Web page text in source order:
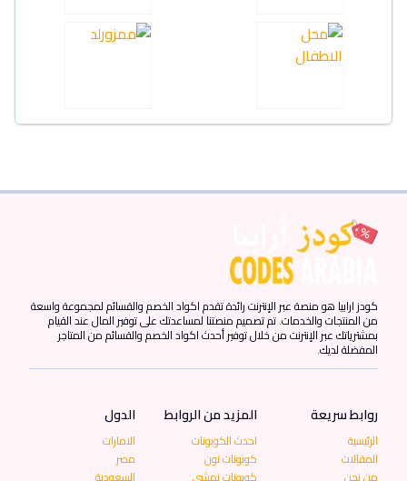
كودز ارابيا هو منصة عبر الإنترنت رائدة تقدم اكواد الخصم والقسائم لمجموعة واسعة
من المنتجات والخدمات. تم تصميم منصتنا لمساعدتك على توفير المال عند القيام
بمشترياتك عبر الإنترنت من خلال توفير أحدث اكواد الخصم والقسائم من المتاجر
المفضلة لديك.
روابط سريعة
الرئيسية
المقالات
من نحن
المزيد من الروابط
احدث الكوبونات
كوبونات نون
كوبونات نمشي
الدول
الامارات
مصر
السعودية